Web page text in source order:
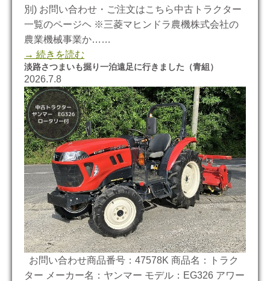
別) お問い合わせ・ご注文はこちら中古トラクター
一覧のページヘ ※三菱マヒンドラ農機株式会社の
農業機械事業か……
→ 続きを読む
淡路さつまいも掘り一泊遠足に行きました（青組）
2026.7.8
お問い合わせ商品番号：47578K 商品名：トラク
ター メーカー名：ヤンマー モデル：EG326 アワー